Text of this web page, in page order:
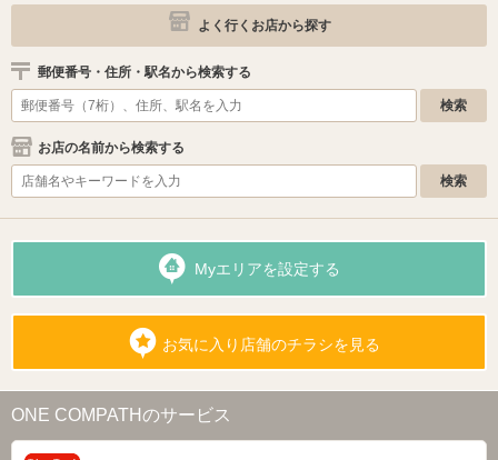
よく行くお店から探す
郵便番号・住所・駅名から検索する
お店の名前から検索する
Myエリアを設定する
お気に入り店舗のチラシを見る
ONE COMPATHのサービス